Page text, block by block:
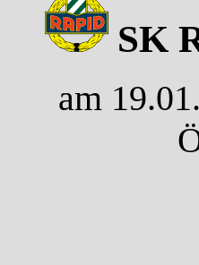
SK
am